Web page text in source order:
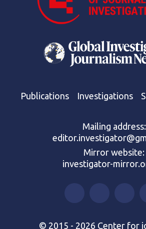
Publications Investigations
Mailing address:
Mirror website:
investigator-
© 2015 - 2026 Center for